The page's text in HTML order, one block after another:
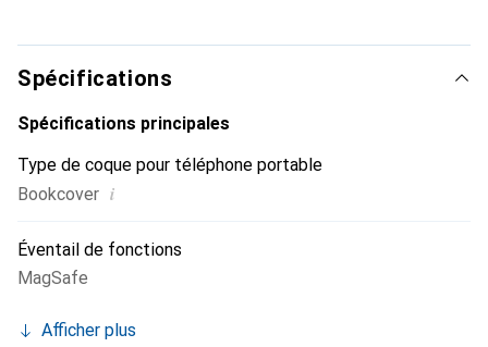
constitue toujours un bon choix pour le client exigeant.
Spécifications
Spécifications principales
Type de coque pour téléphone portable
Bookcover i
Éventail de fonctions
MagSafe
Afficher plus